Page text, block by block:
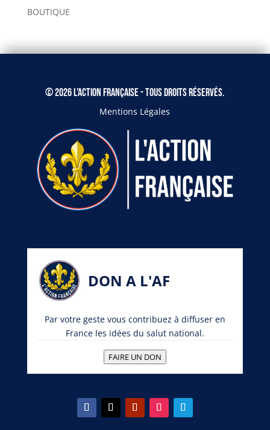
BOUTIQUE
© 2026 L'Action Française - Tous droits réservés.
Mentions Légales
DON A L'AF
Par votre geste vous contribuez à diffuser en
France les idées du salut national.
FAIRE UN DON